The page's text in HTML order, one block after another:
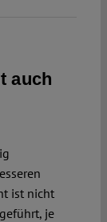
auch
ist nicht
je